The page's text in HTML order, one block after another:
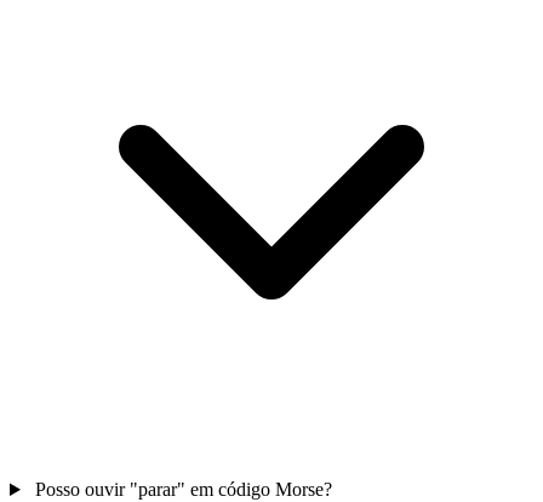
Posso ouvir "parar" em código Morse?